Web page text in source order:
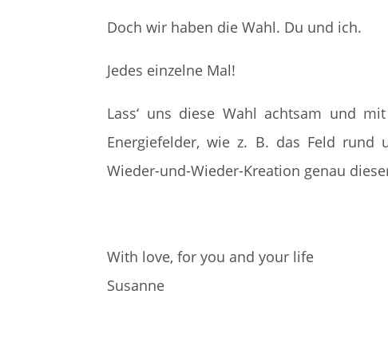
Doch wir haben die Wahl. Du und ich.
Jedes einzelne Mal!
Lass‘ uns diese Wahl achtsam und
Energiefelder, wie z. B. das Feld rund
Wieder-und-Wieder-Kreation genau
With love, for you and your life
Susanne